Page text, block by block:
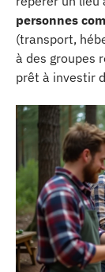
personnes
(transport,
à des groupes
prêt à investir